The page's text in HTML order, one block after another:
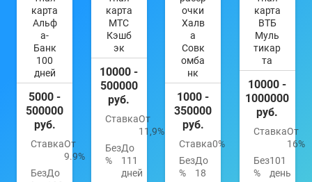
карта
Альф
а-
Банк
100
дней
5000 -
500000
руб.
СтавкаОт
9.9%
БезДо
карта
МТС
Кэшб
эк
10000 -
500000
руб.
СтавкаОт
11,9%
Без
%
До
111
дней
очки
Халв
а
Совк
омба
нк
1000 -
350000
руб.
Ставка0%
Без
%
До
18
карта
ВТБ
Муль
тикар
та
10000 -
1000000
руб.
СтавкаОт
16%
Без
%
101
день